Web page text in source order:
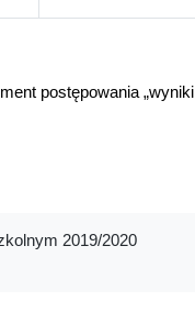
postępowania „wyniki
2019/2020